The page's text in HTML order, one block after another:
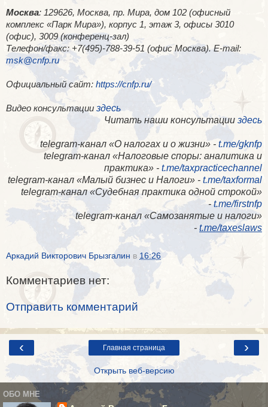
Москва: 129626, Москва, пр. Мира, дом 102 (офисный
комплекс «Парк Мира»), корпус 1, этаж 3, офисы 3010
(офис), 3009 (конференц-зал)
Телефон/факс: +7(495)-788-39-51 (офис Москва). E-mail:
msk@cnfp.ru
Официальный сайт: https://cnfp.ru/
Видео консультации здесь
Читать наши консультации здесь
telegram-канал «О налогах и о жизни» - t.me/gknfp
telegram-канал «Налоговые споры: аналитика и
практика» - t.me/taxpracticechannel
telegram-канал «Малый бизнес и Налоги» - t.me/taxformal
telegram-канал «​Судебная практика одной строкой»
- t.me/firstnfp
telegram-канал «​Самозанятые и налоги»
- t.me/taxeslaws
Аркадий Викторович Брызгалин в 16:26
Комментариев нет:
Отправить комментарий
‹ ›
Главная страница
Открыть веб-версию
ОБО МНЕ